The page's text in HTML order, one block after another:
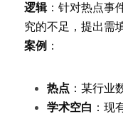
逻辑：针对热点事
究的不足，提出需
案例 ：
热点 ：某行业
学术空白 ：现